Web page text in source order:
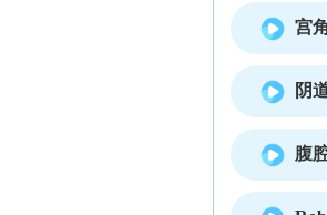
宫
阴
腹